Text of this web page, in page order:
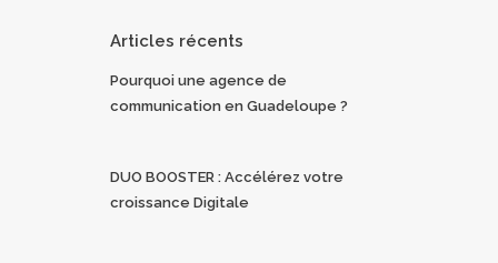
Articles récents
Pourquoi une agence de
communication en Guadeloupe ?
DUO BOOSTER : Accélérez votre
croissance Digitale